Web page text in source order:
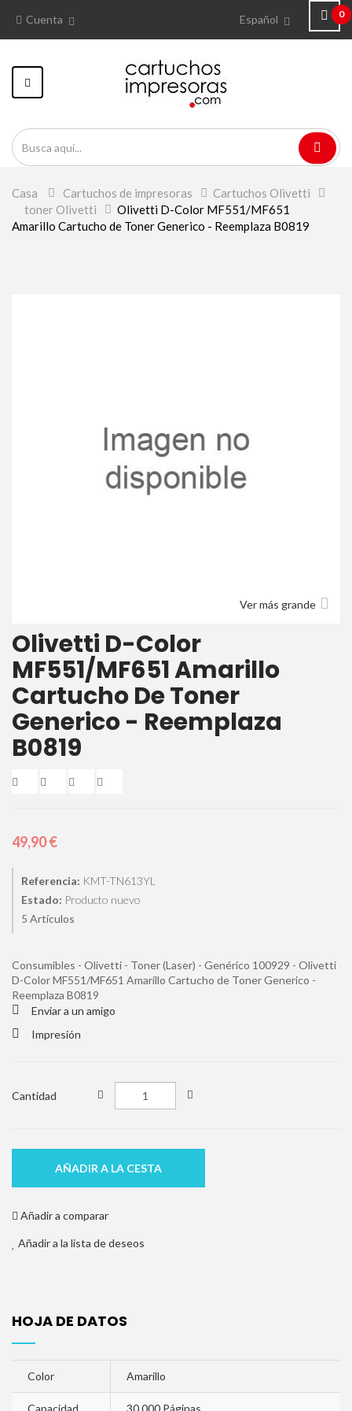
0
Español
Cuenta
Navegación
Toggle
Casa > Cartuchos de impresoras > Cartuchos Olivetti
toner Olivetti > Olivetti D-Color MF551/MF651
Amarillo Cartucho de Toner Generico - Reemplaza B0819
Ver más grande
Olivetti D-Color
MF551/MF651 Amarillo
Cartucho De Toner
Generico - Reemplaza
B0819
49,90 €
Referencia: KMT-TN613YL
Estado: Producto nuevo
5 Artículos
Consumibles - Olivetti - Toner (Laser) - Genérico 100929 - Olivetti
D-Color MF551/MF651 Amarillo Cartucho de Toner Generico -
Reemplaza B0819
Enviar a un amigo
Impresión
Cantidad
AÑADIR A LA CESTA
Añadir a comparar
Añadir a la lista de deseos
HOJA DE DATOS
Color Amarillo
Capacidad 30.000 Páginas